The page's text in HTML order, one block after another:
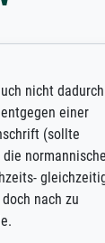
Man kann sich
wie z.B.:
Helligkeit,
Sehr freundliche
Das Bild (ein
gut verpackt -
Plastikdeckeln